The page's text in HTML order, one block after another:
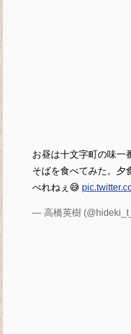
お昼は十文字町の味一
そばを食べてみた。夕
べれねぇ😅
— 高橋英樹